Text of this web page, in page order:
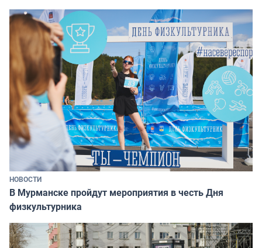
НОВОСТИ
В Мурманске пройдут мероприятия в честь Дня
физкультурника